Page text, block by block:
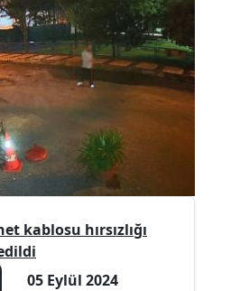
kablosu hırsızlığı
05 Eylül 2024